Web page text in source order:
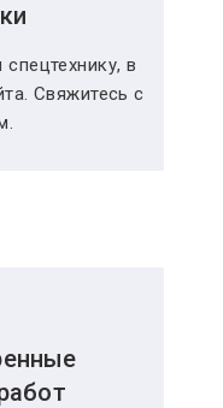
в
Свяжитесь с